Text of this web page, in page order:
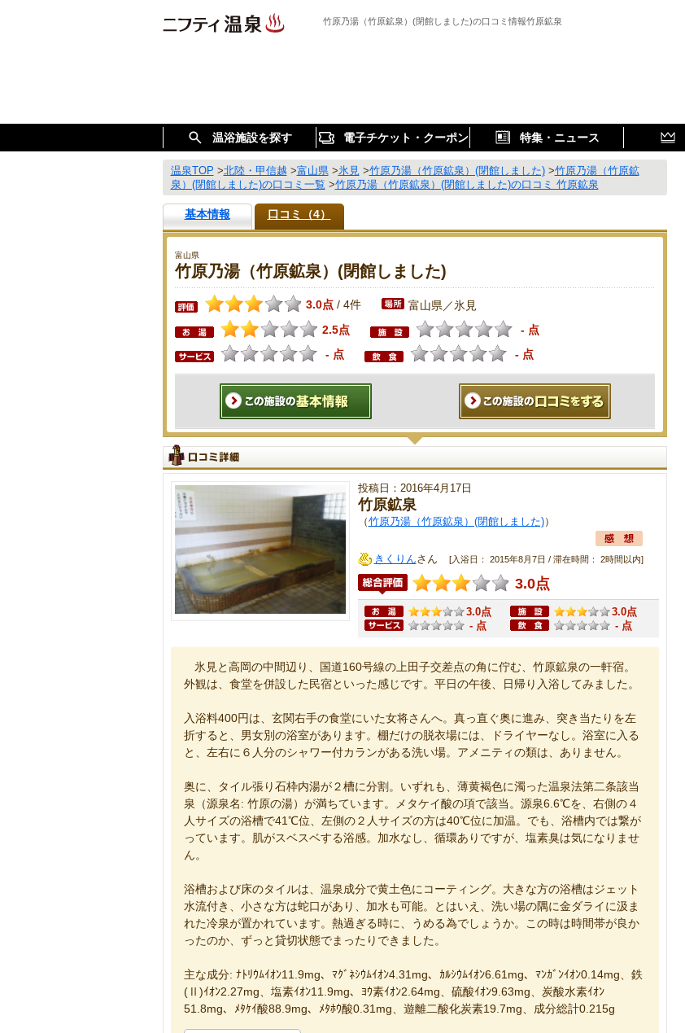
竹原乃湯（竹原鉱泉）(閉館しました)の口コミ情報竹原鉱泉
温浴施設を探す 電子チケット・クーポン 特集・ニュース
温泉TOP >北陸・甲信越 >富山県>氷見>竹原乃湯（竹原鉱泉）(閉館しました)>竹原乃湯（竹原鉱
泉）(閉館しました)の口コミ一覧 >竹原乃湯（竹原鉱泉）(閉館しました)の口コミ 竹原鉱泉
基本情報 口コミ（4）
富山県
竹原乃湯（竹原鉱泉）(閉館しました)
3.0点 / 4件 富山県／氷見
2.5点
- 点
- 点
- 点
投稿日：2016年4月17日
竹原鉱泉
（竹原乃湯（竹原鉱泉）(閉館しました)）
きくりんさん [入浴日： 2015年8月7日 / 滞在時間： 2時間以内]
3.0点
3.0点
3.0点
- 点
- 点
氷見と高岡の中間辺り、国道160号線の上田子交差点の角に佇む、竹原鉱泉の一軒宿。
外観は、食堂を併設した民宿といった感じです。平日の午後、日帰り入浴してみました。
入浴料400円は、玄関右手の食堂にいた女将さんへ。真っ直ぐ奥に進み、突き当たりを左
折すると、男女別の浴室があります。棚だけの脱衣場には、ドライヤーなし。浴室に入る
と、左右に６人分のシャワー付カランがある洗い場。アメニティの類は、ありません。
奥に、タイル張り石枠内湯が２槽に分割。いずれも、薄黄褐色に濁った温泉法第二条該当
泉（源泉名: 竹原の湯）が満ちています。メタケイ酸の項で該当。源泉6.6℃を、右側の４
人サイズの浴槽で41℃位、左側の２人サイズの方は40℃位に加温。でも、浴槽内では繋が
っています。肌がスベスベする浴感。加水なし、循環ありですが、塩素臭は気になりませ
ん。
浴槽および床のタイルは、温泉成分で黄土色にコーティング。大きな方の浴槽はジェット
水流付き、小さな方は蛇口があり、加水も可能。とはいえ、洗い場の隅に金ダライに汲ま
れた冷泉が置かれています。熱過ぎる時に、うめる為でしょうか。この時は時間帯が良か
ったのか、ずっと貸切状態でまったりできました。
主な成分: ﾅﾄﾘｳﾑｲｵﾝ11.9mg、ﾏｸﾞﾈｼｳﾑｲｵﾝ4.31mg、ｶﾙｼｳﾑｲｵﾝ6.61mg、ﾏﾝｶﾞﾝｲｵﾝ0.14mg、鉄
(Ⅱ)ｲｵﾝ2.27mg、塩素ｲｵﾝ11.9mg、ﾖｳ素ｲｵﾝ2.64mg、硫酸ｲｵﾝ9.63mg、炭酸水素ｲｵﾝ
51.8mg、ﾒﾀｹｲ酸88.9mg、ﾒﾀﾎｳ酸0.31mg、遊離二酸化炭素19.7mg、成分総計0.215g